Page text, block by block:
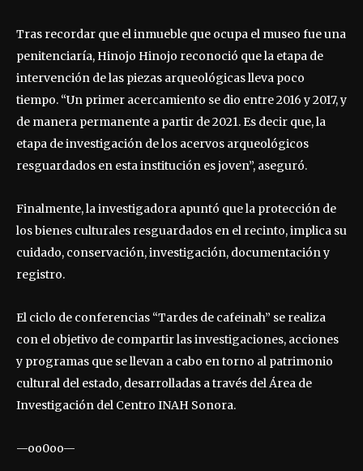
Tras recordar que el inmueble que ocupa el museo fue una
penitenciaría, Hinojo Hinojo reconoció que la etapa de
intervención de las piezas arqueológicas lleva poco
tiempo. “Un primer acercamiento se dio entre 2016 y 2017, y
de manera permanente a partir de 2021. Es decir que, la
etapa de investigación de los acervos arqueológicos
resguardados en esta institución es joven”, aseguró.
Finalmente, la investigadora apuntó que la protección de
los bienes culturales resguardados en el recinto, implica su
cuidado, conservación, investigación, documentación y
registro.
El ciclo de conferencias “Tardes de cafeinah” se realiza
con el objetivo de compartir las investigaciones, acciones
y programas que se llevan a cabo en torno al patrimonio
cultural del estado, desarrolladas a través del Área de
Investigación del Centro INAH Sonora.
—oo0oo—